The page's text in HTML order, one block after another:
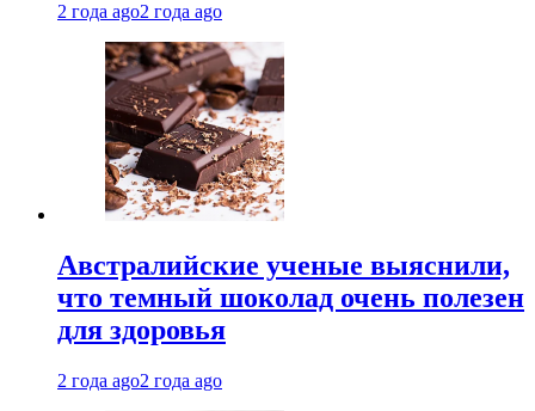
2 года ago2 года ago
Австралийские ученые выяснили,
что темный шоколад очень полезен
для здоровья
2 года ago2 года ago